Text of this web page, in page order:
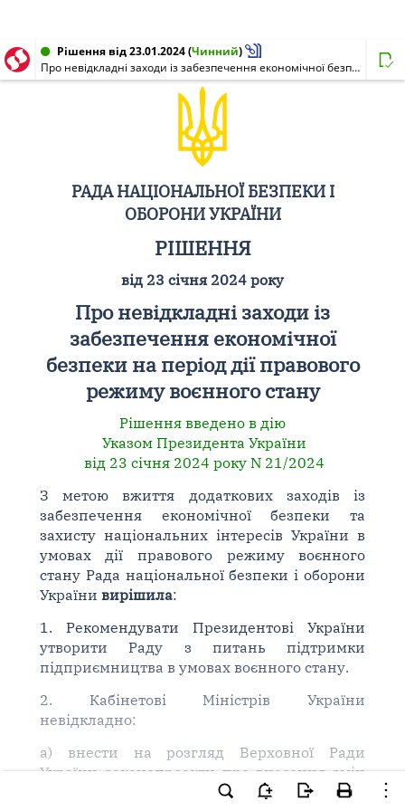
Рішення від 23.01.2024(Чинний)
Про невідкладні заходи із забезпечення економічної безпеки на період дії правового режиму воєнного стану
РАДА НАЦІОНАЛЬНОЇ БЕЗПЕКИ І
ОБОРОНИ УКРАЇНИ
РІШЕННЯ
від 23 січня 2024 року
Про невідкладні заходи із
забезпечення економічної
безпеки на період дії правового
режиму воєнного стану
Рішення введено в дію
Указом Президента України
від 23 січня 2024 року N 21/2024
З метою вжиття додаткових заходів із
забезпечення економічної безпеки та
захисту національних інтересів України в
умовах дії правового режиму воєнного
стану Рада національної безпеки і оборони
України вирішила:
1. Рекомендувати Президентові України
утворити Раду з питань підтримки
підприємництва в умовах воєнного стану.
2. Кабінетові Міністрів України
невідкладно:
а) внести на розгляд Верховної Ради
України законопроекти про внесення змін